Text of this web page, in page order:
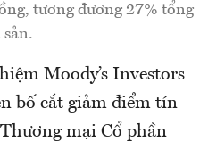
tương đương 27% tổng
sản.
Moody’s Investors
bố cắt giảm điểm tín
mại Cổ phần